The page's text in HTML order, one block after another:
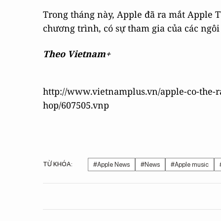
Trong tháng này, Apple đã ra mắt Apple
chương trình, có sự tham gia của các
Theo Vietnam+
http://www.vietnamplus.vn/apple-co-the-
hop/607505.vnp
TỪ KHÓA: #Apple News #News #Apple music